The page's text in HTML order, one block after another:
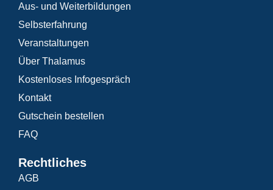
Aus- und Weiterbildungen
Selbsterfahrung
Veranstaltungen
Über Thalamus
Kostenloses Infogespräch
Kontakt
Gutschein bestellen
FAQ
Rechtliches
AGB